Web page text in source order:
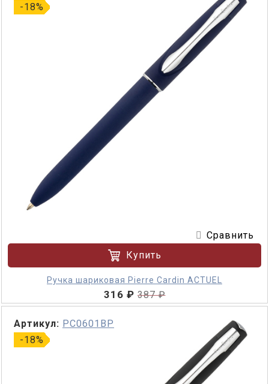
-18%
Сравнить
Купить
Ручка шариковая Pierre Cardin ACTUEL
316 ₽ 387 ₽
-18%
Артикул: PC0601BP